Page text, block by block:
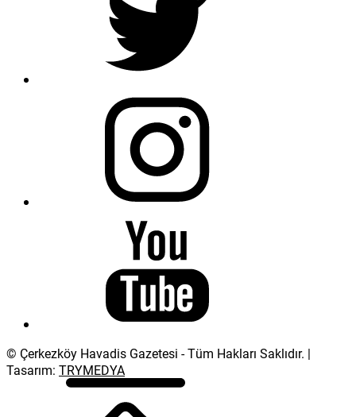
© Çerkezköy Havadis Gazetesi - Tüm Hakları Saklıdır. |
Tasarım: TRYMEDYA